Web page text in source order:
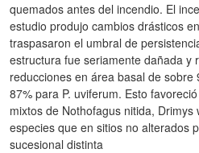
quemados antes del incendio. El
estudio produjo cambios drásticos
traspasaron el umbral de
estructura fue seriamente dañada y
reducciones en área basal de
87% para P. uviferum. Esto
mixtos de Nothofagus nitida, Drimys
especies que en sitios no alterados
sucesional distinta